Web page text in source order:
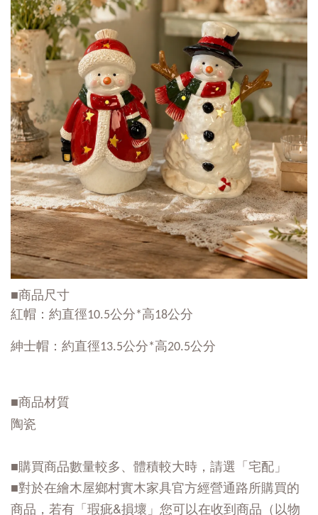
■商品尺寸
紅帽：約直徑10.5公分*高18公分
紳士帽：約直徑13.5公分*高20.5公分
■商品材質
陶瓷
■購買商品數量較多、體積較大時，請選「宅配」
■對於在繪木屋鄉村實木家具官方經營通路所購買的
商品，若有「瑕疵&損壞」您可以在收到商品（以物